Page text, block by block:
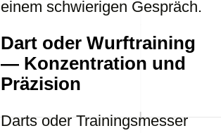
einem schwierigen Gespräch.
Dart oder Wurftraining
— Konzentration und
Präzision
Darts oder Trainingsmesser